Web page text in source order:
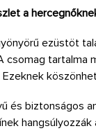
a
ezüstöt
csomag tartalma
és biztonságos
hangsúlyozzák